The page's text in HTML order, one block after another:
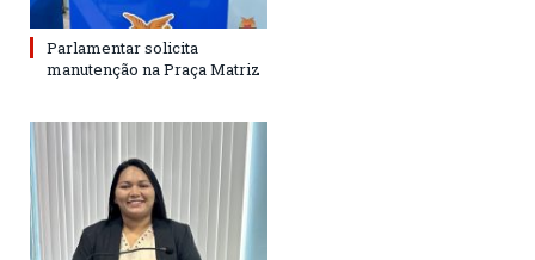
Parlamentar solicita
manutenção na Praça Matriz